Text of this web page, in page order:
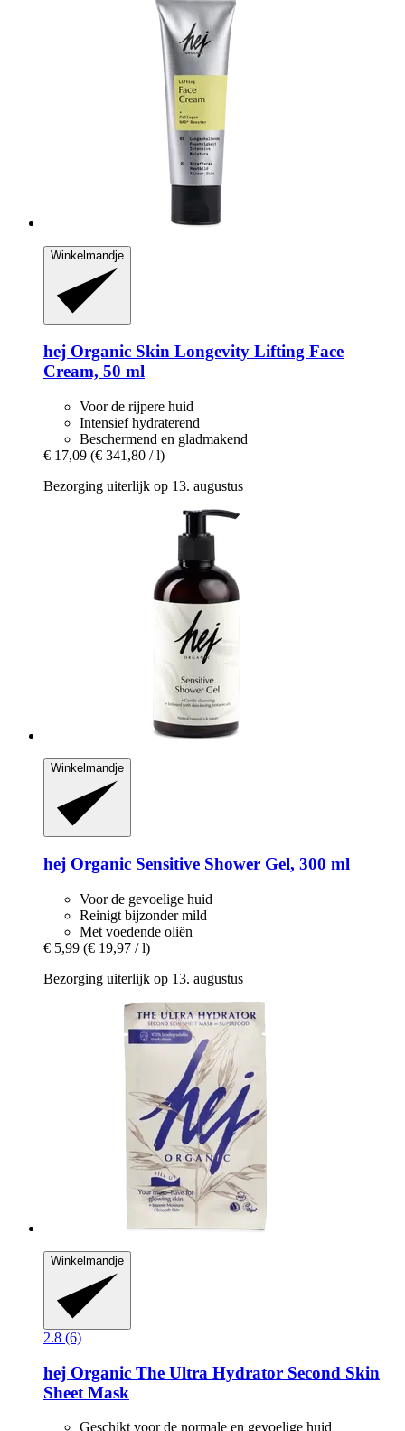
Winkelmandje
hej Organic Skin Longevity Lifting Face
Cream, 50 ml
Voor de rijpere huid
Intensief hydraterend
Beschermend en gladmakend
€ 17,09 (€ 341,80 / l)
Bezorging uiterlijk op 13. augustus
Winkelmandje
hej Organic Sensitive Shower Gel, 300 ml
Voor de gevoelige huid
Reinigt bijzonder mild
Met voedende oliën
€ 5,99 (€ 19,97 / l)
Bezorging uiterlijk op 13. augustus
Winkelmandje
2.8 (6)
hej Organic The Ultra Hydrator Second Skin
Sheet Mask
Geschikt voor de normale en gevoelige huid